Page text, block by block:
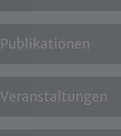
Publikationen
Veranstaltungen